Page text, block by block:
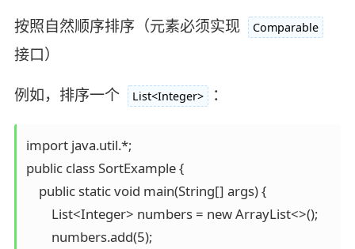
按照自然顺序排序（元素必须实现
Comparable
接口）
例如，排序一个
List<Integer> ：
import java.util.*;
public class SortExample {
    public static void main(String[] args) {
        List<Integer> numbers = new ArrayList<>();
        numbers.add(5);